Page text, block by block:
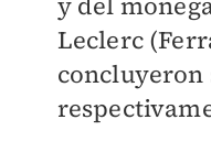
Leclerc
concluyeron